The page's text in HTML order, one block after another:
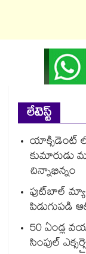
లేటెస్ట్
యాక్సిడెంట్ లో
కుమారుడు
చిన్నాభిన్నం
ఫుట్‌బాల్
పిడుగుపడి
50 ఏండ్ల
సింపుల్